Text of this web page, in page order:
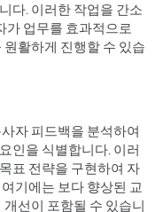
다. 이러한 작업을 간소
가 업무를 효과적으로
활하게 진행할 수 있습
자 피드백을 분석하여
인을 식별합니다. 이러
표 전략을 구현하여 자
여기에는 보다 향상된 교
선이 포함될 수 있습니